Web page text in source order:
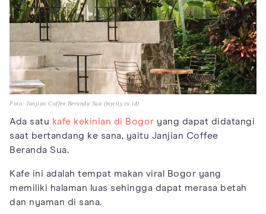
Foto: Janjian Coffee Beranda Sua (mycity.co.id)
Ada satu kafe kekinian di Bogor yang dapat didatangi
saat bertandang ke sana, yaitu Janjian Coffee
Beranda Sua.
Kafe ini adalah tempat makan viral Bogor yang
memiliki halaman luas sehingga dapat merasa betah
dan nyaman di sana.